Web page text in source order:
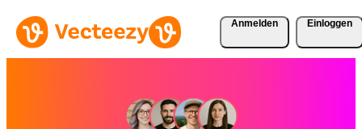
Anmelden Einloggen